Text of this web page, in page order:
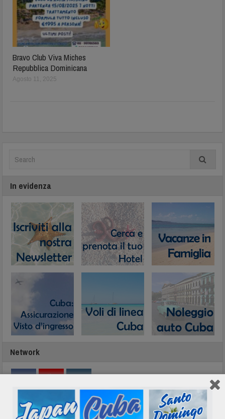
Bravo Club Viva Miches
Repubblica Dominicana
Agosto 11, 2025
In evidenza
Network
Calendario eventi